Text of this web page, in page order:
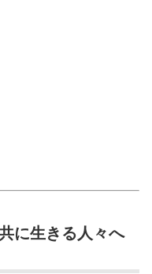
に生きる人々へ